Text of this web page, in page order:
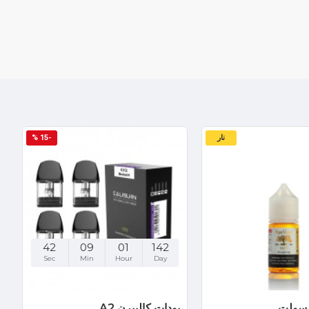
نار -15 %
142
Day
01
Hour
09
Min
42
Sec